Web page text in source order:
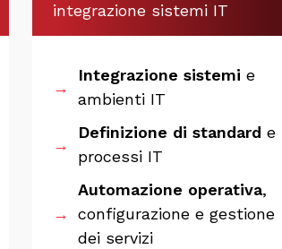
integrazione sistemi IT
→
Integrazione sistemi e
ambienti IT
→
Definizione di standard e
processi IT
→
Automazione operativa,
configurazione e gestione
dei servizi